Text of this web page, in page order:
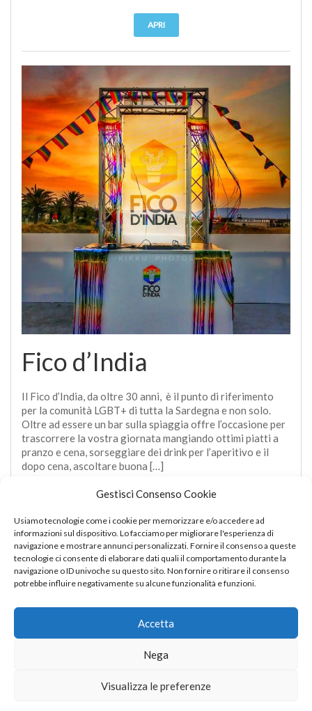
Gestisci Consenso Cookie
Usiamo tecnologie come i cookie per memorizzare e/o accedere ad
informazioni sul dispositivo. Lo facciamo per migliorare l'esperienza di
navigazione e mostrare annunci personalizzati. Fornire il consenso a queste
tecnologie ci consente di elaborare dati quali il comportamento durante la
navigazione o ID univoche su questo sito. Non fornire o ritirare il consenso
potrebbe influire negativamente su alcune funzionalità e funzioni.
Accetta
Nega
Visualizza le preferenze
APRI
Fico d’India
Il Fico d’India, da oltre 30 anni, è il punto di riferimento
per la comunità LGBT+ di tutta la Sardegna e non solo.
Oltre ad essere un bar sulla spiaggia offre l’occasione per
trascorrere la vostra giornata mangiando ottimi piatti a
pranzo e cena, sorseggiare dei drink per l’aperitivo e il
dopo cena, ascoltare buona […]
APRI